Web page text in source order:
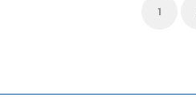
1